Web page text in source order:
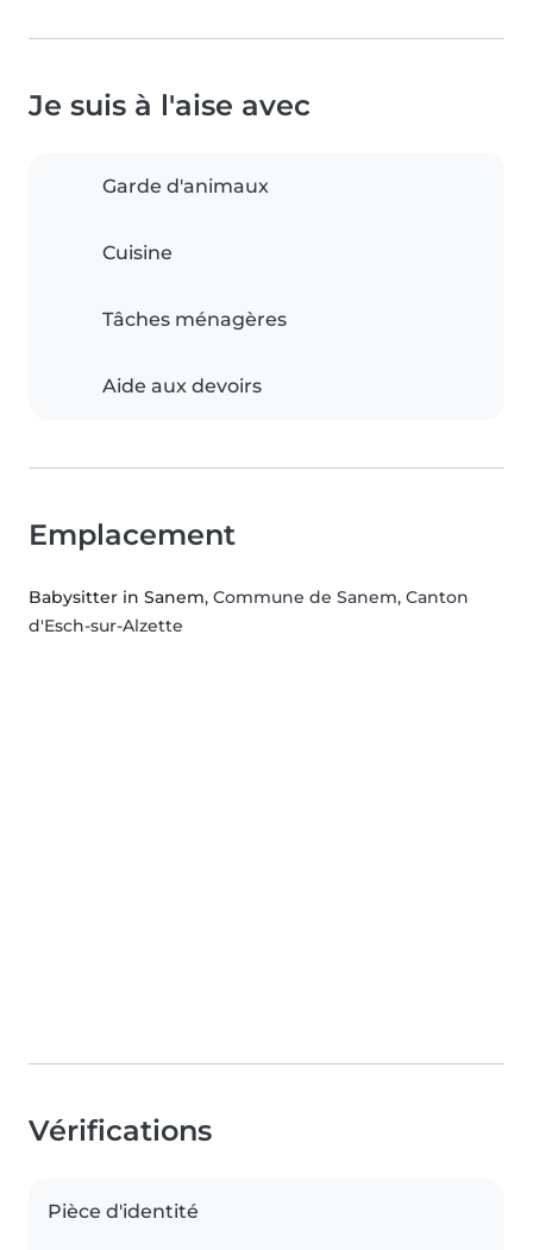
Je suis à l'aise avec
Garde d'animaux
Cuisine
Tâches ménagères
Aide aux devoirs
Emplacement
Babysitter in Sanem, Commune de Sanem, Canton
d'Esch-sur-Alzette
Vérifications
Pièce d'identité